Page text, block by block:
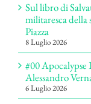
Sul libro di
militaresca della
Piazza
8 Luglio 2026
#00
Alessandro
6 Luglio 2026